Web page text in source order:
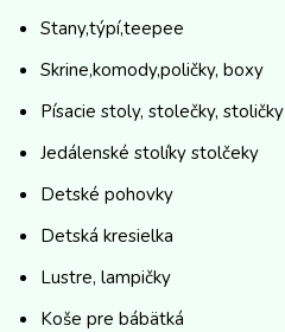
Stany,týpí,teepee
Skrine,komody,poličky, boxy
Písacie stoly, stolečky, stoličky
Jedálenské stolíky stolčeky
Detské pohovky
Detská kresielka
Lustre, lampičky
Koše pre bábätká